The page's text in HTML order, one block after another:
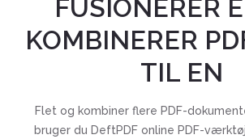
FUSIONERER
KOMBINERER
TIL EN
Flet og kombiner flere PDF-
bruger du DeftPDF online PDF-